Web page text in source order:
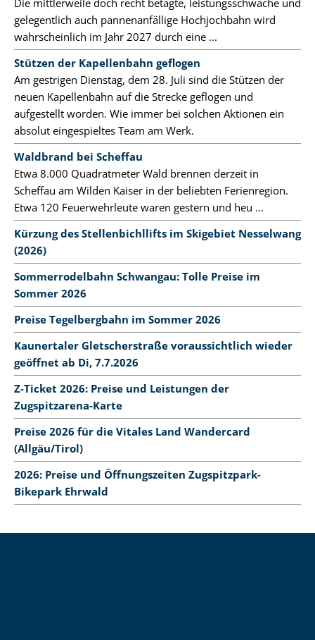
gelegentlich auch pannenanfällige Hochjochbahn wird
wahrscheinlich im Jahr 2027 durch eine ...
Stützen der Kapellenbahn geflogen
Am gestrigen Dienstag, dem 28. Juli sind die Stützen der
neuen Kapellenbahn auf die Strecke geflogen und
aufgestellt worden. Wie immer bei solchen Aktionen ein
absolut eingespieltes Team am Werk.
Waldbrand bei Scheffau
Etwa 8.000 Quadratmeter Wald brennen derzeit in
Scheffau am Wilden Kaiser in der beliebten Ferienregion.
Etwa 120 Feuerwehrleute waren gestern und heu ...
Kürzung des Stellenbichllifts im Skigebiet Nesselwang
(2026)
Sommerrodelbahn Schwangau: Tolle Preise im
Sommer 2026
Preise Tegelbergbahn im Sommer 2026
Kaunertaler Gletscherstraße voraussichtlich wieder
geöffnet ab Di, 7.7.2026
Z-Ticket 2026: Preise und Leistungen der
Zugspitzarena-Karte
Preise 2026 für die Vitales Land Wandercard
(Allgäu/Tirol)
2026: Preise und Öffnungszeiten Zugspitzpark-
Bikepark Ehrwald